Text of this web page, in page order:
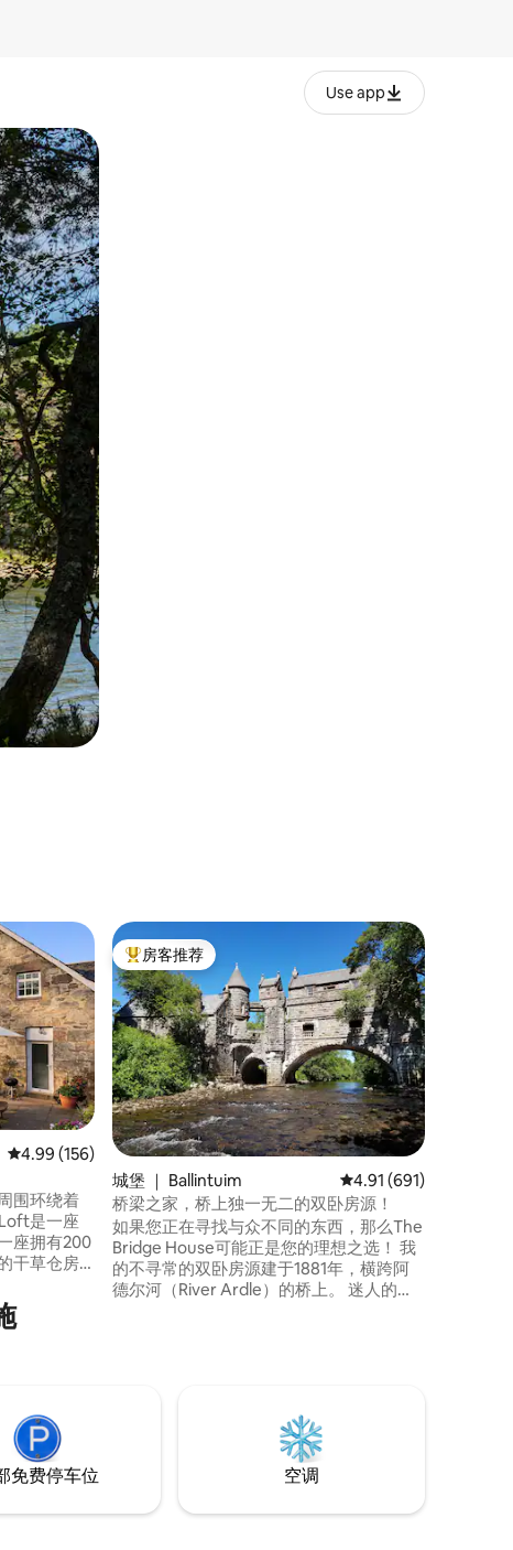
Use app
平均评分 4.99 分（满分 5 分），共 156 条评价
4.99 (156)
围环绕着
是一座
座拥有200
干草仓房
动度假，
一片宁静
热门「房客推荐」
房客推荐
城堡 ｜ Ballintuim 平均评分 4.91 分（满
4.91 (691)
桥梁之家，桥上独一无二的双卧房源！
如果您正在寻找与众不同的东西，那么The
Bridge House可能正是您的理想之选！ 我
的不寻常的双卧房源建于1881年，横跨阿
德尔河（River Ardle）的桥上。 迷人的原
免费停车位 空调